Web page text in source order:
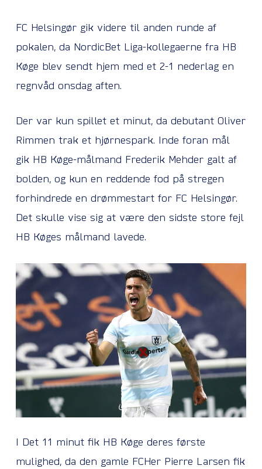
FC Helsingør gik videre til anden runde af
pokalen, da NordicBet Liga-kollegaerne fra HB
Køge blev sendt hjem med et 2-1 nederlag en
regnvåd onsdag aften.
Der var kun spillet et minut, da debutant Oliver
Rimmen trak et hjørnespark. Inde foran mål
gik HB Køge-målmand Frederik Mehder galt af
bolden, og kun en reddende fod på stregen
forhindrede en drømmestart for FC Helsingør.
Det skulle vise sig at være den sidste store fejl
HB Køges målmand lavede.
I Det 11 minut fik HB Køge deres første
mulighed, da den gamle FCHer Pierre Larsen fik